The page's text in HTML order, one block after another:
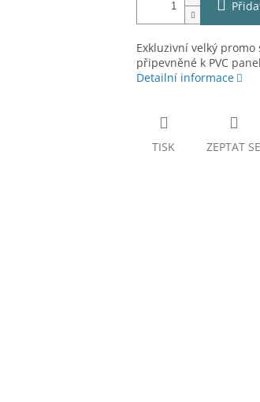
Exkluzivní velký
připevněné k PVC
Detailní informace
TISK ZEPTAT SE